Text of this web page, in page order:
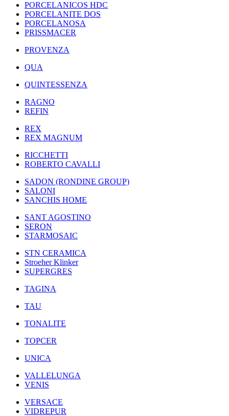
PORCELANICOS HDC
PORCELANITE DOS
PORCELANOSA
PRISSMACER
PROVENZA
QUA
QUINTESSENZA
RAGNO
REFIN
REX
REX MAGNUM
RICCHETTI
ROBERTO CAVALLI
SADON (RONDINE GROUP)
SALONI
SANCHIS HOME
SANT AGOSTINO
SERON
STARMOSAIC
STN CERAMICA
Stroeher Klinker
SUPERGRES
TAGINA
TAU
TONALITE
TOPCER
UNICA
VALLELUNGA
VENIS
VERSACE
VIDREPUR